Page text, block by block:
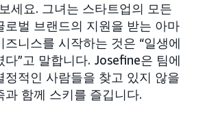
세요. 그녀는 스타트업의 모든
로벌 브랜드의 지원을 받는 아마
즈니스를 시작하는 것은 “일생에
다”고 말합니다. Josefine은 팀에
정적인 사람들을 찾고 있지 않을
과 함께 스키를 즐깁니다.